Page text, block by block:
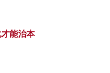
能治本